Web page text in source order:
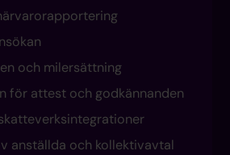
och milersättning
för attest och godkännanden
anställda och kollektivavtal